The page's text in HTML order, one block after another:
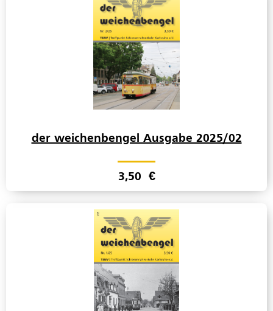
der weichenbengel Ausgabe 2025/02
3,50 €